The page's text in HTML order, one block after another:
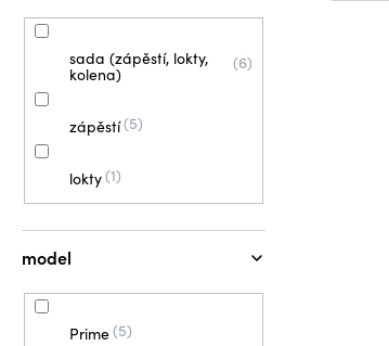
sada (zápěstí, lokty,
kolena)
6
zápěstí 5
lokty 1
model
Prime 5